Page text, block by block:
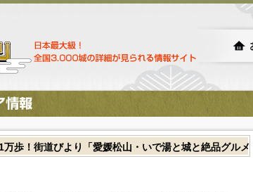
万歩！街道びより「愛媛松山・いで湯と城と絶品グルメ